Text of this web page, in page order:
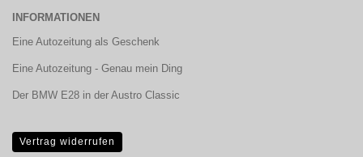
INFORMATIONEN
Eine Autozeitung als Geschenk
Eine Autozeitung - Genau mein Ding
Der BMW E28 in der Austro Classic
Vertrag widerrufen